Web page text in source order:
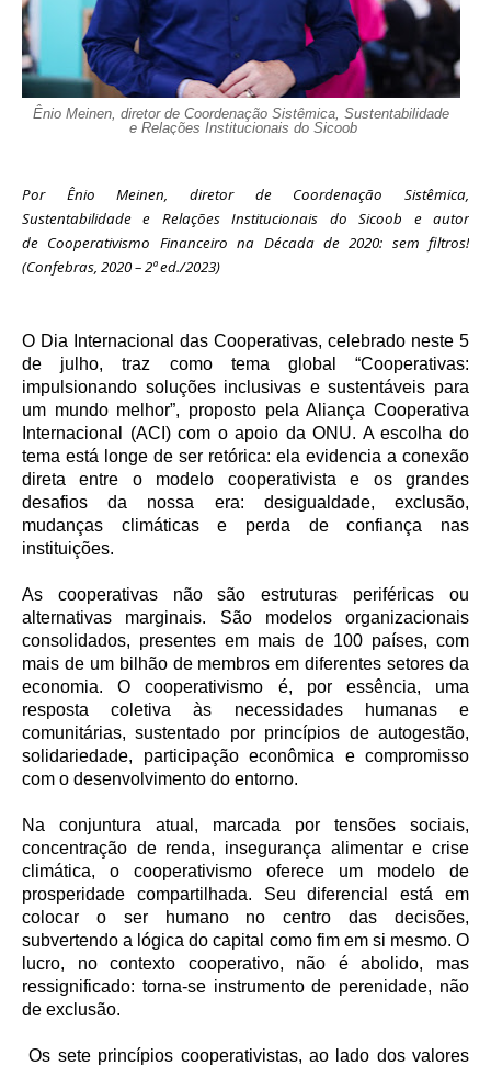
Ênio Meinen, diretor de Coordenação Sistêmica, Sustentabilidade
e Relações Institucionais do Sicoob
Por Ênio Meinen, diretor de Coordenação Sistêmica,
Sustentabilidade e Relações Institucionais do Sicoob e autor
de Cooperativismo Financeiro na Década de 2020: sem filtros!
(Confebras, 2020 – 2ª ed./2023)
O Dia Internacional das Cooperativas, celebrado neste 5
de julho, traz como tema global “Cooperativas:
impulsionando soluções inclusivas e sustentáveis para
um mundo melhor”, proposto pela Aliança Cooperativa
Internacional (ACI) com o apoio da ONU. A escolha do
tema está longe de ser retórica: ela evidencia a conexão
direta entre o modelo cooperativista e os grandes
desafios da nossa era: desigualdade, exclusão,
mudanças climáticas e perda de confiança nas
instituições.
As cooperativas não são estruturas periféricas ou
alternativas marginais. São modelos organizacionais
consolidados, presentes em mais de 100 países, com
mais de um bilhão de membros em diferentes setores da
economia. O cooperativismo é, por essência, uma
resposta coletiva às necessidades humanas e
comunitárias, sustentado por princípios de autogestão,
solidariedade, participação econômica e compromisso
com o desenvolvimento do entorno.
Na conjuntura atual, marcada por tensões sociais,
concentração de renda, insegurança alimentar e crise
climática, o cooperativismo oferece um modelo de
prosperidade compartilhada. Seu diferencial está em
colocar o ser humano no centro das decisões,
subvertendo a lógica do capital como fim em si mesmo. O
lucro, no contexto cooperativo, não é abolido, mas
ressignificado: torna-se instrumento de perenidade, não
de exclusão.
Os sete princípios cooperativistas, ao lado dos valores